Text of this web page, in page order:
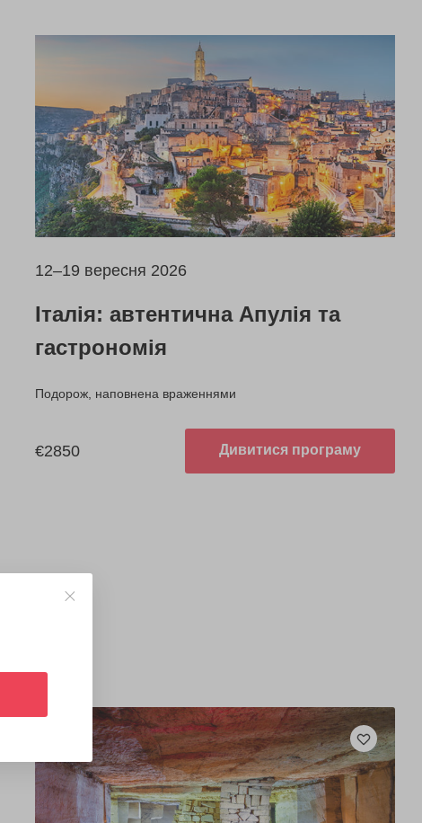
12–19 вересня 2026
Італія: автентична Апулія та
гастрономія
Подорож, наповнена враженнями
€2850 Дивитися програму